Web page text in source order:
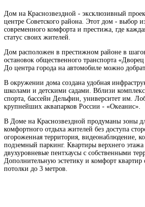
Дом на Краснозвездной - эксклюзивный
центре Советского района. Этот дом - выбор
современного комфорта и престижа, где
статус своих жителей.
Дом расположен в престижном районе в
остановок общественного транспорта
До центра города на автомобиле можно
В окружении дома создана удобная
школами и детскими садами. Вблизи
спорта, бассейн Дельфин, университет им.
крупнейших аквапарков России - «Океанис».
В Доме на Краснозвездной продуманы зоны
комфортного отдыха жителей без доступа
огороженная территория, видеонаблюдение,
подземный паркинг. Квартиры верхнего этажа
двухуровневые пентхаусы с собственными
Дополнительную эстетику и комфорт квартир
потолки до 3 метров.